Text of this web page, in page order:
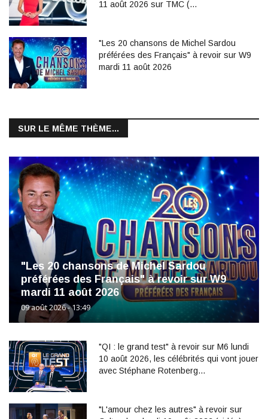
11 août 2026 sur TMC (…
"Les 20 chansons de Michel Sardou
préférées des Français" à revoir sur W9
mardi 11 août 2026
SUR LE MÊME THÈME...
"Les 20 chansons de Michel Sardou
préférées des Français" à revoir sur W9
mardi 11 août 2026
09 août 2026 - 13:49
"QI : le grand test" à revoir sur M6 lundi
10 août 2026, les célébrités qui vont jouer
avec Stéphane Rotenberg…
"L'amour chez les autres" à revoir sur